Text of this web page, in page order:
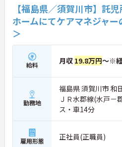
【福島県／須賀川市】託
ホームにてケアマネジャ
＞
給料 月収 19.8万円～※
勤務地
福島県 須賀川市 和
ＪＲ水郡線(水戸－
ス・車14分
雇用形態 正社員(正職員)